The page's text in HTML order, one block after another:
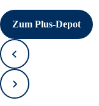
Zum Plus-Depot
Zurück
Vorwärts